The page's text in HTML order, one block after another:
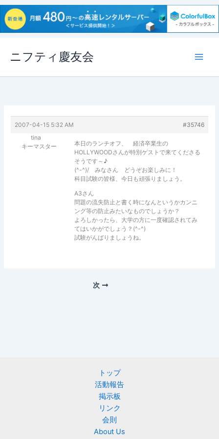
ス
ニフティ慶友会
2007-04-15 5:32 AM
#35746
tina
キーマスター
本日のランチオフ、 経済卒業生の
HOLLYWOODさんが特別ゲストで来てくださる
そうです～♪
(^-^)/ みなさん どうぞお楽しみに！
科目試験の皆様、今日も頑張りましょう。
A3さん
問題の流失防止と書く時になんというかカンニ
ング等の防止みたいなものでしょうか？
よろしかったら、大学の方に一度確認されてみ
てはいかがでしょう？(^-^)
試験がんばりましょうね。
次
トップ
活動報告
掲示板
リンク
会則
About Us